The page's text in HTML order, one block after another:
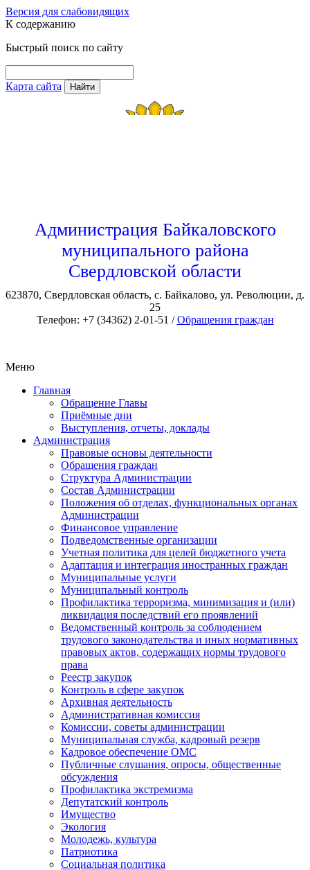
Версия для слабовидящих
К содержанию
Быстрый поиск по сайту
Карта сайта Найти
Администрация Байкаловского
муниципального района
Свердловской области
623870, Свердловская область, с. Байкалово, ул. Революции, д.
25
Телефон: +7 (34362) 2-01-51 /Обращения граждан
Меню
Главная
Обращение Главы
Приёмные дни
Выступления, отчеты, доклады
Администрация
Правовые основы деятельности
Обращения граждан
Структура Администрации
Состав Администрации
Положения об отделах, функциональных органах
Администрации
Финансовое управление
Подведомственные организации
Учетная политика для целей бюджетного учета
Адаптация и интеграция иностранных граждан
Муниципальные услуги
Муниципальный контроль
Профилактика терроризма, минимизация и (или)
ликвидация последствий его проявлений
Ведомственный контроль за соблюдением
трудового законодательства и иных нормативных
правовых актов, содержащих нормы трудового
права
Реестр закупок
Контроль в сфере закупок
Архивная деятельность
Административная комиссия
Комиссии, советы администрации
Муниципальная служба, кадровый резерв
Кадровое обеспечение ОМС
Публичные слушания, опросы, общественные
обсуждения
Профилактика экстремизма
Депутатский контроль
Имущество
Экология
Молодежь, культура
Патриотика
Социальная политика